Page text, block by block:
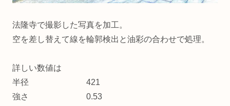
法隆寺で撮影した写真を加工。
空を差し替えて線を輪郭検出と油彩の合わせで処理。
詳しい数値は
半径 421
強さ 0.53